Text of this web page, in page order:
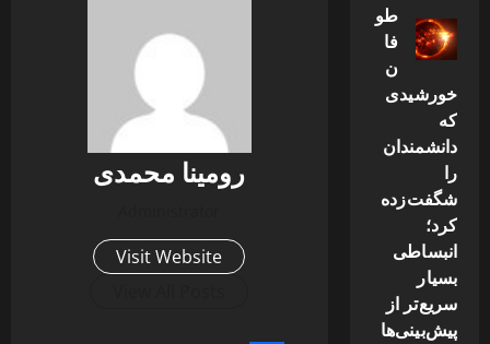
رومینا محمدی
Visit Website
طو
فا
ن
خورشیدی
که
دانشمندان
را
شگفت‌زده
کرد؛
انبساطی
بسیار
سریع‌تر از
پیش‌بینی‌ها